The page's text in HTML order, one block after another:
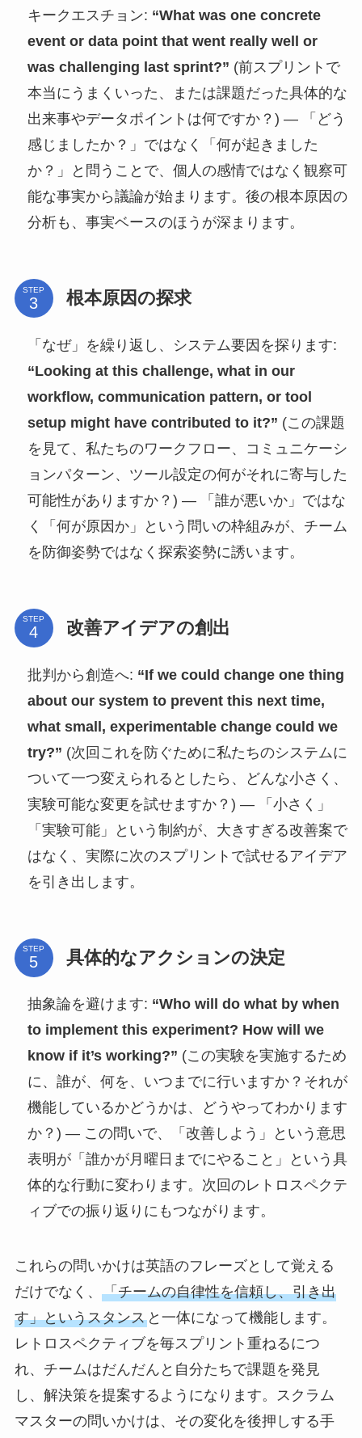
キークエスチョン: “What was one concrete
event or data point that went really well or
was challenging last sprint?” (前スプリントで
本当にうまくいった、または課題だった具体的な
出来事やデータポイントは何ですか？) — 「どう
感じましたか？」ではなく「何が起きました
か？」と問うことで、個人の感情ではなく観察可
能な事実から議論が始まります。後の根本原因の
分析も、事実ベースのほうが深まります。
STEP 根本原因の探求
「なぜ」を繰り返し、システム要因を探ります:
“Looking at this challenge, what in our
workflow, communication pattern, or tool
setup might have contributed to it?” (この課題
を見て、私たちのワークフロー、コミュニケーシ
ョンパターン、ツール設定の何がそれに寄与した
可能性がありますか？) — 「誰が悪いか」ではな
く「何が原因か」という問いの枠組みが、チーム
を防御姿勢ではなく探索姿勢に誘います。
STEP 改善アイデアの創出
批判から創造へ: “If we could change one thing
about our system to prevent this next time,
what small, experimentable change could we
try?” (次回これを防ぐために私たちのシステムに
ついて一つ変えられるとしたら、どんな小さく、
実験可能な変更を試せますか？) — 「小さく」
「実験可能」という制約が、大きすぎる改善案で
はなく、実際に次のスプリントで試せるアイデア
を引き出します。
STEP 具体的なアクションの決定
抽象論を避けます: “Who will do what by when
to implement this experiment? How will we
know if it’s working?” (この実験を実施するため
に、誰が、何を、いつまでに行いますか？それが
機能しているかどうかは、どうやってわかります
か？) — この問いで、「改善しよう」という意思
表明が「誰かが月曜日までにやること」という具
体的な行動に変わります。次回のレトロスペクテ
ィブでの振り返りにもつながります。
これらの問いかけは英語のフレーズとして覚える
だけでなく、 「チームの自律性を信頼し、引き出
す」というスタンスと一体になって機能します。
レトロスペクティブを毎スプリント重ねるにつ
れ、チームはだんだんと自分たちで課題を発見
し、解決策を提案するようになります。スクラム
マスターの問いかけは、その変化を後押しする手